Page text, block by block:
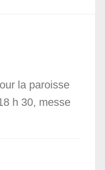
la paroisse
h 30, messe